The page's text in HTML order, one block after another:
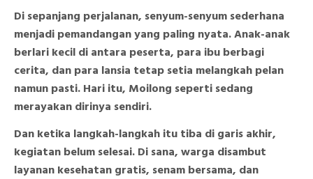
Di sepanjang perjalanan, senyum-senyum sederhana
menjadi pemandangan yang paling nyata. Anak-anak
berlari kecil di antara peserta, para ibu berbagi
cerita, dan para lansia tetap setia melangkah pelan
namun pasti. Hari itu, Moilong seperti sedang
merayakan dirinya sendiri.
Dan ketika langkah-langkah itu tiba di garis akhir,
kegiatan belum selesai. Di sana, warga disambut
layanan kesehatan gratis, senam bersama, dan